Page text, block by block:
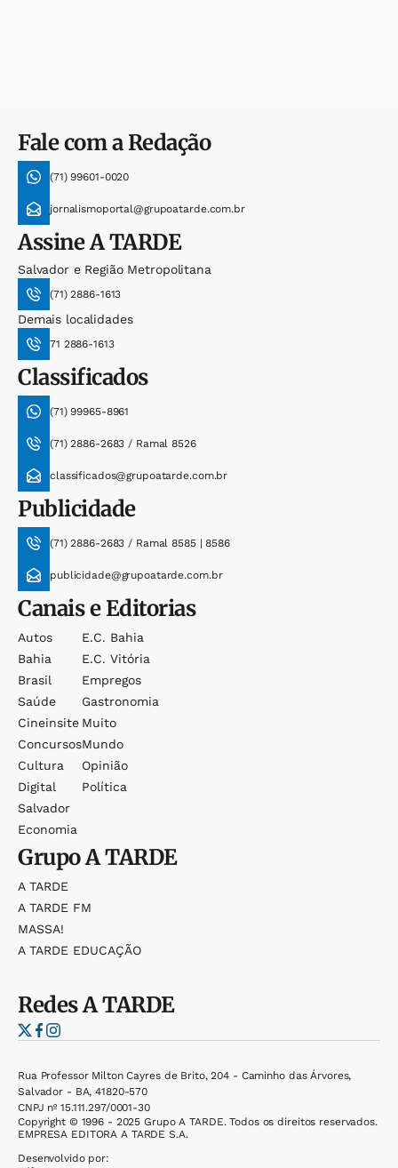
Fale com a Redação
(71) 99601-0020
jornalismoportal@grupoatarde.com.br
AssineA TARDE
Salvador e Região Metropolitana
(71) 2886-1613
Demais localidades
71 2886-1613
Classificados
(71) 99965-8961
(71) 2886-2683 / Ramal 8526
classificados@grupoatarde.com.br
Publicidade
(71) 2886-2683 / Ramal 8585 | 8586
publicidade@grupoatarde.com.br
Canais e Editorias
Autos
Bahia
Brasil
Saúde
Cineinsite
Concursos
Cultura
Digital
Salvador
Economia
E.c. Bahia
E.c. Vitória
Empregos
Gastronomia
Muito
Mundo
Opinião
Política
GrupoA TARDE
A TARDE
A TARDE FM
MASSA!
A TARDE EDUCAÇÃO
RedesA TARDE
Rua Professor Milton Cayres de Brito, 204 - Caminho das Árvores,
Salvador - BA, 41820-570
CNPJ nº 15.111.297/0001-30
Copyright © 1996 - 2025 Grupo A TARDE. Todos os direitos reservados.
EMPRESA EDITORA A TARDE S.A.
Desenvolvido por: